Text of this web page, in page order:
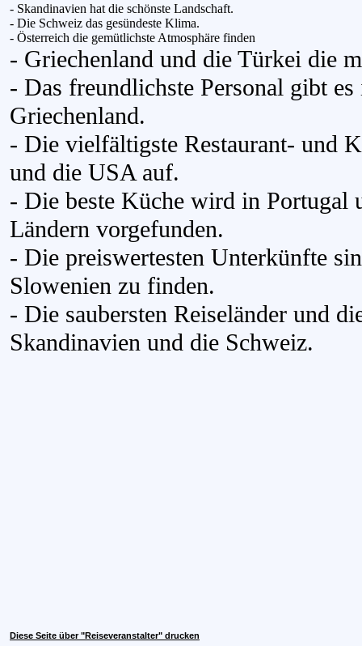
- Skandinavien hat die schönste Landschaft.
- Die Schweiz das gesündeste Klima.
- Österreich die gemütlichste Atmosphäre finden
- Griechenland und die Türkei die
- Das freundlichste Personal gibt
Griechenland.
- Die vielfältigste Restaurant- und
und die USA auf.
- Die beste Küche wird in Portugal
Ländern vorgefunden.
- Die preiswertesten Unterkünfte
Slowenien zu finden.
- Die saubersten Reiseländer und
Skandinavien und die Schweiz.
Diese Seite über "Reiseveranstalter" drucken